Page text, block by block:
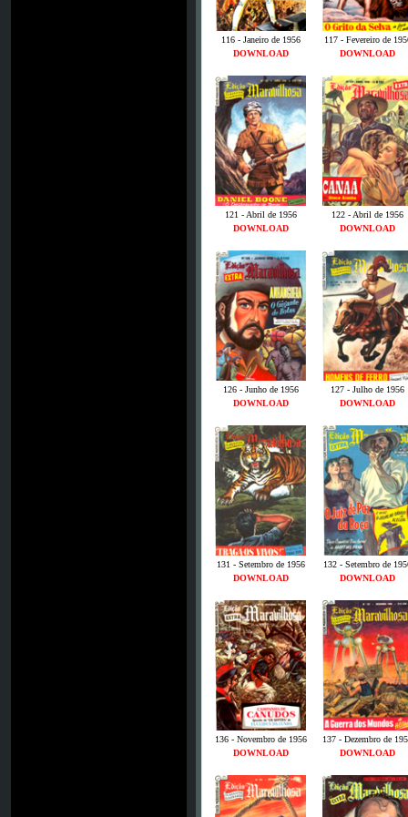
116 - Janeiro de 1956
117 - Fevereiro de
DOWNLOAD
DOWNLOAD
121 - Abril de 1956
122 - Abril de 1956
DOWNLOAD
DOWNLOAD
126 - Junho de 1956
127 - Julho de 1956
DOWNLOAD
DOWNLOAD
131 - Setembro de 1956
132 - Setembro de
DOWNLOAD
DOWNLOAD
136 - Novembro de 1956
137 - Dezembro de
DOWNLOAD
DOWNLOAD